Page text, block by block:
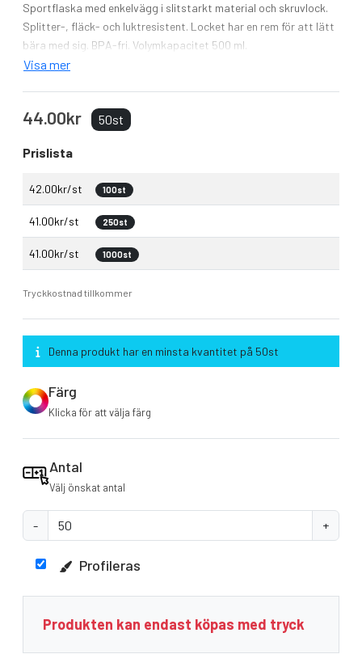
Sportflaska med enkelvägg i slitstarkt material och skruvlock.
Splitter-, fläck- och luktresistent. Locket har en rem för att lätt
bära med sig. BPA-fri. Volymkapacitet 500 ml.
Visa mer
44.00kr 50st
Prislista
42.00kr/st 100st
41.00kr/st 250st
41.00kr/st 1000st
Tryckkostnad tillkommer
Denna produkt har en minsta kvantitet på 50st
Färg
Klicka för att välja färg
Antal
Välj önskat antal
- +
Profileras
Produkten kan endast köpas med tryck